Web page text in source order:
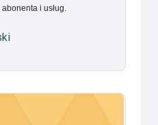
i usług.
mobilnych - Jetpack Compose